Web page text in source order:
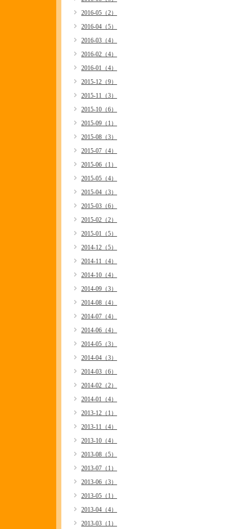
2016-05（2）
2016-04（5）
2016-03（4）
2016-02（4）
2016-01（4）
2015-12（9）
2015-11（3）
2015-10（6）
2015-09（1）
2015-08（3）
2015-07（4）
2015-06（1）
2015-05（4）
2015-04（3）
2015-03（6）
2015-02（2）
2015-01（5）
2014-12（5）
2014-11（4）
2014-10（4）
2014-09（3）
2014-08（4）
2014-07（4）
2014-06（4）
2014-05（3）
2014-04（3）
2014-03（6）
2014-02（2）
2014-01（4）
2013-12（1）
2013-11（4）
2013-10（4）
2013-08（5）
2013-07（1）
2013-06（3）
2013-05（1）
2013-04（4）
2013-03（1）